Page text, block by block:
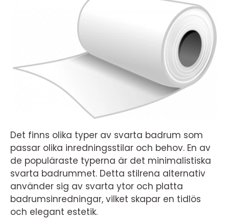
Det finns olika typer av svarta badrum som
passar olika inredningsstilar och behov. En av
de populäraste typerna är det minimalistiska
svarta badrummet. Detta stilrena alternativ
använder sig av svarta ytor och platta
badrumsinredningar, vilket skapar en tidlös
och elegant estetik.